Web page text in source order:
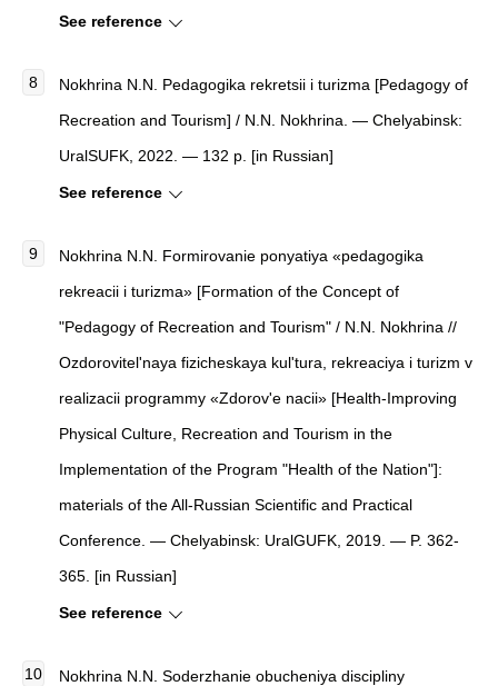
See reference
Nokhrina N.N. Pedagogika rekretsii i turizma [Pedagogy of
Recreation and Tourism] / N.N. Nokhrina. — Chelyabinsk:
UralSUFK, 2022. — 132 p. [in Russian]
See reference
Nokhrina N.N. Formirovanie ponyatiya «pedagogika
rekreacii i turizma» [Formation of the Concept of
"Pedagogy of Recreation and Tourism" / N.N. Nokhrina //
Ozdorovitel'naya fizicheskaya kul'tura, rekreaciya i turizm v
realizacii programmy «Zdorov'e nacii» [Health-Improving
Physical Culture, Recreation and Tourism in the
Implementation of the Program "Health of the Nation"]:
materials of the All-Russian Scientific and Practical
Conference. — Chelyabinsk: UralGUFK, 2019. — P. 362-
365. [in Russian]
See reference
Nokhrina N.N. Soderzhanie obucheniya discipliny